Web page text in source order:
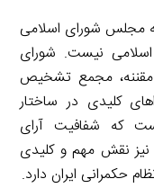
مجلس شورای اسلامی
اسلامی نیست. شورای
مقننه، مجمع تشخیص
کلیدی در ساختار
که شفافیت آرای
نیز نقش مهم و کلیدی
حکمرانی ایران دارد.